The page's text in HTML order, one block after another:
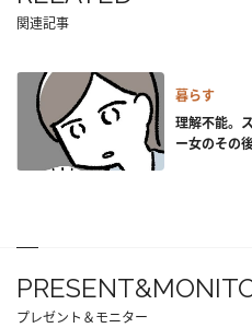
関連記事
暮らす
理解不能。
ー女のその
プレゼント＆モニター